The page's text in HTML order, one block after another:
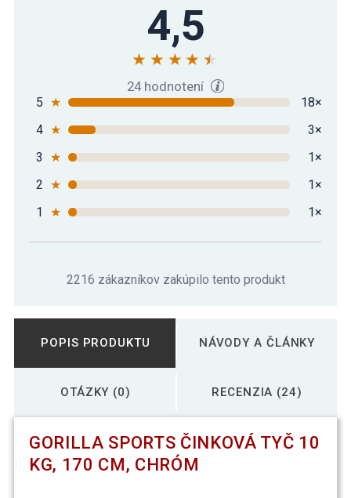
4,5
24 hodnotení
5 ★
18×
4 ★
3×
3
★
1×
2 ★
1×
1
★ 1×
2216 zákazníkov zakúpilo tento produkt
POPIS PRODUKTU NÁVODY A ČLÁNKY
OTÁZKY (0) RECENZIA (24)
GORILLA SPORTS ČINKOVÁ TYČ 10
KG, 170 CM, CHRÓM